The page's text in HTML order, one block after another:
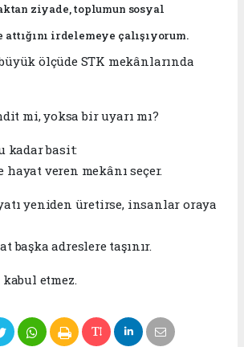
ziyade, toplumun sosyal
attığını irdelemeye çalışıyorum.
ölçüde STK mekânlarında
mi, yoksa bir uyarı mı?
kadar basit:
veren mekânı seçer.
yeniden üretirse, insanlar oraya
başka adreslere taşınır.
etmez.